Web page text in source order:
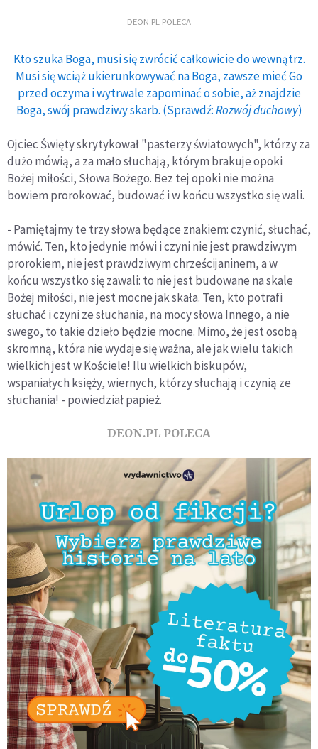
DEON.PL POLECA
Kto szuka Boga, musi się zwrócić całkowicie do wewnątrz.
Musi się wciąż ukierunkowywać na Boga, zawsze mieć Go
przed oczyma i wytrwale zapominać o sobie, aż znajdzie
Boga, swój prawdziwy skarb. (Sprawdź:Rozwój duchowy)
Ojciec Święty skrytykował "pasterzy światowych", którzy za
dużo mówią, a za mało słuchają, którym brakuje opoki
Bożej miłości, Słowa Bożego. Bez tej opoki nie można
bowiem prorokować, budować i w końcu wszystko się wali.
- Pamiętajmy te trzy słowa będące znakiem: czynić, słuchać,
mówić. Ten, kto jedynie mówi i czyni nie jest prawdziwym
prorokiem, nie jest prawdziwym chrześcijaninem, a w
końcu wszystko się zawali: to nie jest budowane na skale
Bożej miłości, nie jest mocne jak skała. Ten, kto potrafi
słuchać i czyni ze słuchania, na mocy słowa Innego, a nie
swego, to takie dzieło będzie mocne. Mimo, że jest osobą
skromną, która nie wydaje się ważna, ale jak wielu takich
wielkich jest w Kościele! Ilu wielkich biskupów,
wspaniałych księży, wiernych, którzy słuchają i czynią ze
słuchania! - powiedział papież.
DEON.PL POLECA